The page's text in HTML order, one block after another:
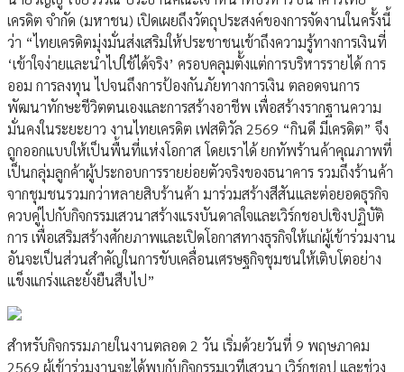
เครดิต จำกัด (มหาชน) เปิดเผยถึงวัตถุประสงค์ของการจัดงานในครั้งนี้
ว่า “ไทยเครดิตมุ่งมั่นส่งเสริมให้ประชาชนเข้าถึงความรู้ทางการเงินที่
‘เข้าใจง่ายและนำไปใช้ได้จริง’ ครอบคลุมตั้งแต่การบริหารรายได้ การ
ออม การลงทุน ไปจนถึงการป้องกันภัยทางการเงิน ตลอดจนการ
พัฒนาทักษะชีวิตตนเองและการสร้างอาชีพ เพื่อสร้างรากฐานความ
มั่นคงในระยะยาว งานไทยเครดิต เฟสติวัล 2569 “กินดี มีเครดิต” จึง
ถูกออกแบบให้เป็นพื้นที่แห่งโอกาส โดยเราได้ ยกทัพร้านค้าคุณภาพที่
เป็นกลุ่มลูกค้าผู้ประกอบการรายย่อยตัวจริงของธนาคาร รวมถึงร้านค้า
จากชุมชนรวมกว่าหลายสิบร้านค้า มาร่วมสร้างสีสันและต่อยอดธุรกิจ
ควบคู่ไปกับกิจกรรมเสวนาสร้างแรงบันดาลใจและเวิร์กชอปเชิงปฏิบัติ
การ เพื่อเสริมสร้างศักยภาพและเปิดโอกาสทางธุรกิจให้แก่ผู้เข้าร่วมงาน
อันจะเป็นส่วนสำคัญในการขับเคลื่อนเศรษฐกิจชุมชนให้เติบโตอย่าง
แข็งแกร่งและยั่งยืนสืบไป”
สำหรับกิจกรรมภายในงานตลอด 2 วัน เริ่มด้วยวันที่ 9 พฤษภาคม
2569 ผู้เข้าร่วมงานจะได้พบกับกิจกรรมเวทีเสวนา เวิร์กชอป และช่วง